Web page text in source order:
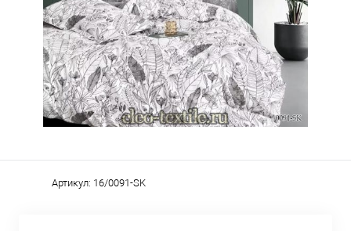
Артикул: 16/0091-SK